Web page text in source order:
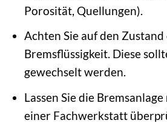
Porosität, Quellungen).
Achten Sie auf den
Bremsflüssigkeit. Diese
gewechselt werden.
Lassen Sie die
einer Fachwerkstatt